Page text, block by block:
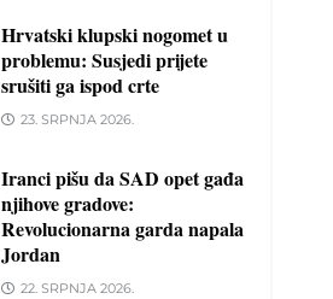
Hrvatski klupski nogomet u
problemu: Susjedi prijete
srušiti ga ispod crte
23. SRPNJA 2026.
Iranci pišu da SAD opet gađa
njihove gradove:
Revolucionarna garda napala
Jordan
22. SRPNJA 2026.